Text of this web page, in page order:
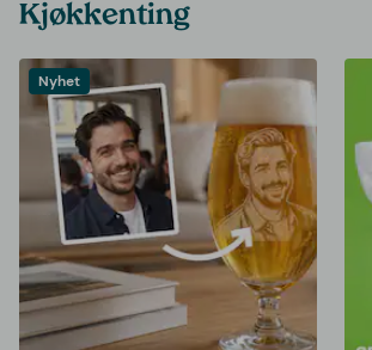
Kjøkkenting
Nyhet